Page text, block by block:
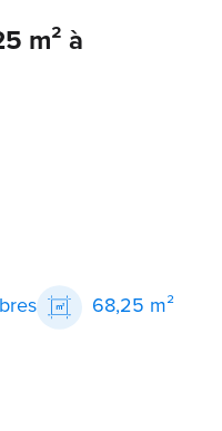
m² à
68,25 m²